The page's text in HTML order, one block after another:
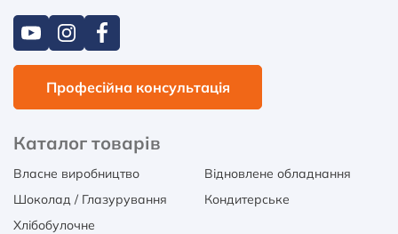
Професійна консультація
Каталог товарів
Власне виробництво
Відновлене обладнання
Шоколад / Глазурування
Кондитерське
Хлібобулочне